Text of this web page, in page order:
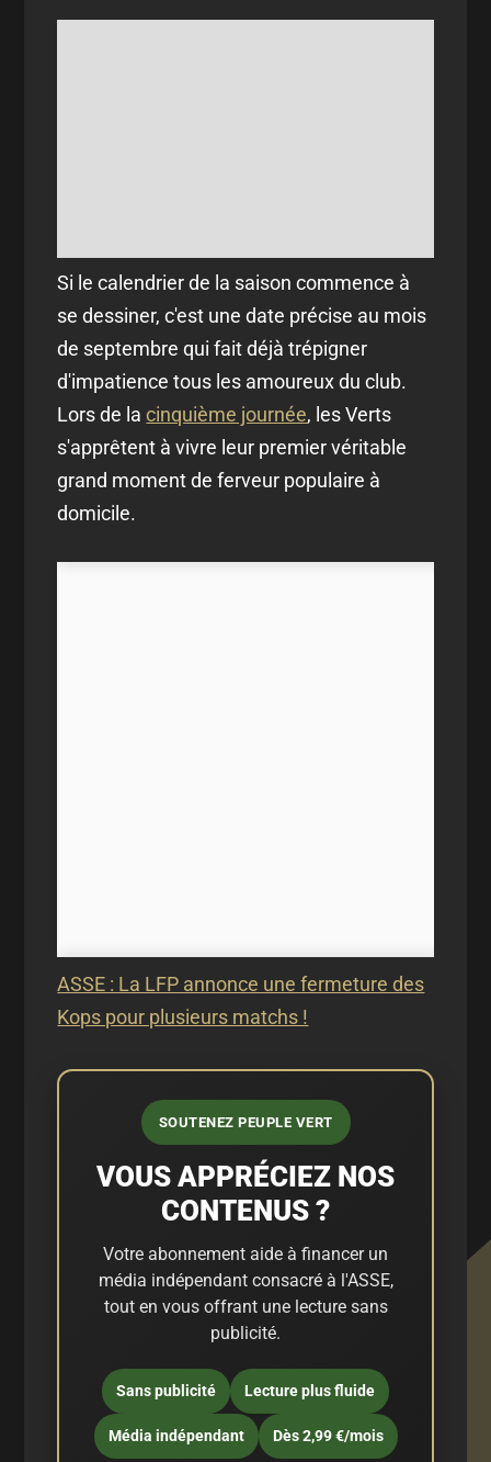
Si le calendrier de la saison commence à
se dessiner, c'est une date précise au mois
de septembre qui fait déjà trépigner
d'impatience tous les amoureux du club.
Lors de lacinquième journée, les Verts
s'apprêtent à vivre leur premier véritable
grand moment de ferveur populaire à
domicile.
ASSE : La LFP annonce une fermeture des
Kops pour plusieurs matchs !
SOUTENEZ PEUPLE VERT
VOUS APPRÉCIEZ NOS
CONTENUS ?
Votre abonnement aide à financer un
média indépendant consacré à l'ASSE,
tout en vous offrant une lecture sans
publicité.
Sans publicité Lecture plus fluide
Média indépendant Dès 2,99 €/mois